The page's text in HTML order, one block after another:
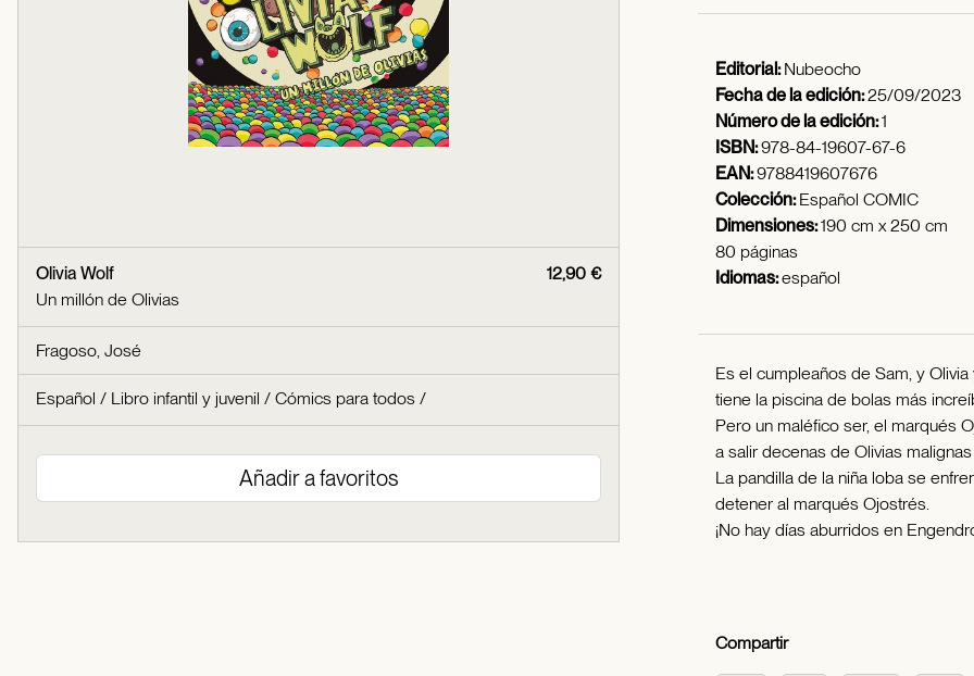
12,90 €
Olivia Wolf
Un millón de Olivias
Fragoso, José
Español / Libro infantil y juvenil / Cómics para todos /
Añadir a favoritos
Editorial:Nubeocho
Fecha de la edición:25/09/2023
Número de la edición:1
ISBN:978-84-19607-67-6
EAN:9788419607676
Colección:Español COMIC
Dimensiones:190 cm x 250 cm
80 páginas
Idiomas:español
Es el cumpleaños de Sam, y
tiene la piscina de bolas más
Pero un maléfico ser, el marqués
a salir decenas de Olivias
La pandilla de la niña loba se
detener al marqués Ojostrés.
¡No hay días aburridos en
Compartir